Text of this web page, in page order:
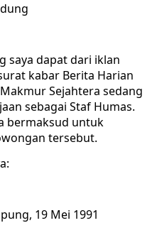
saya dapat dari iklan
kabar Berita Harian
Sejahtera sedang
sebagai Staf Humas.
bermaksud untuk
tersebut.
19 Mei 1991